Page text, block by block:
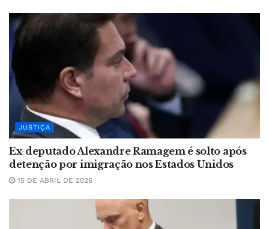
JUSTIÇA
Ex-deputado Alexandre Ramagem é solto após
detenção por imigração nos Estados Unidos
15 DE ABRIL DE 2026